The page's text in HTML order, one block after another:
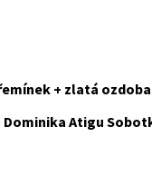
+ zlatá
Dominika Atigu